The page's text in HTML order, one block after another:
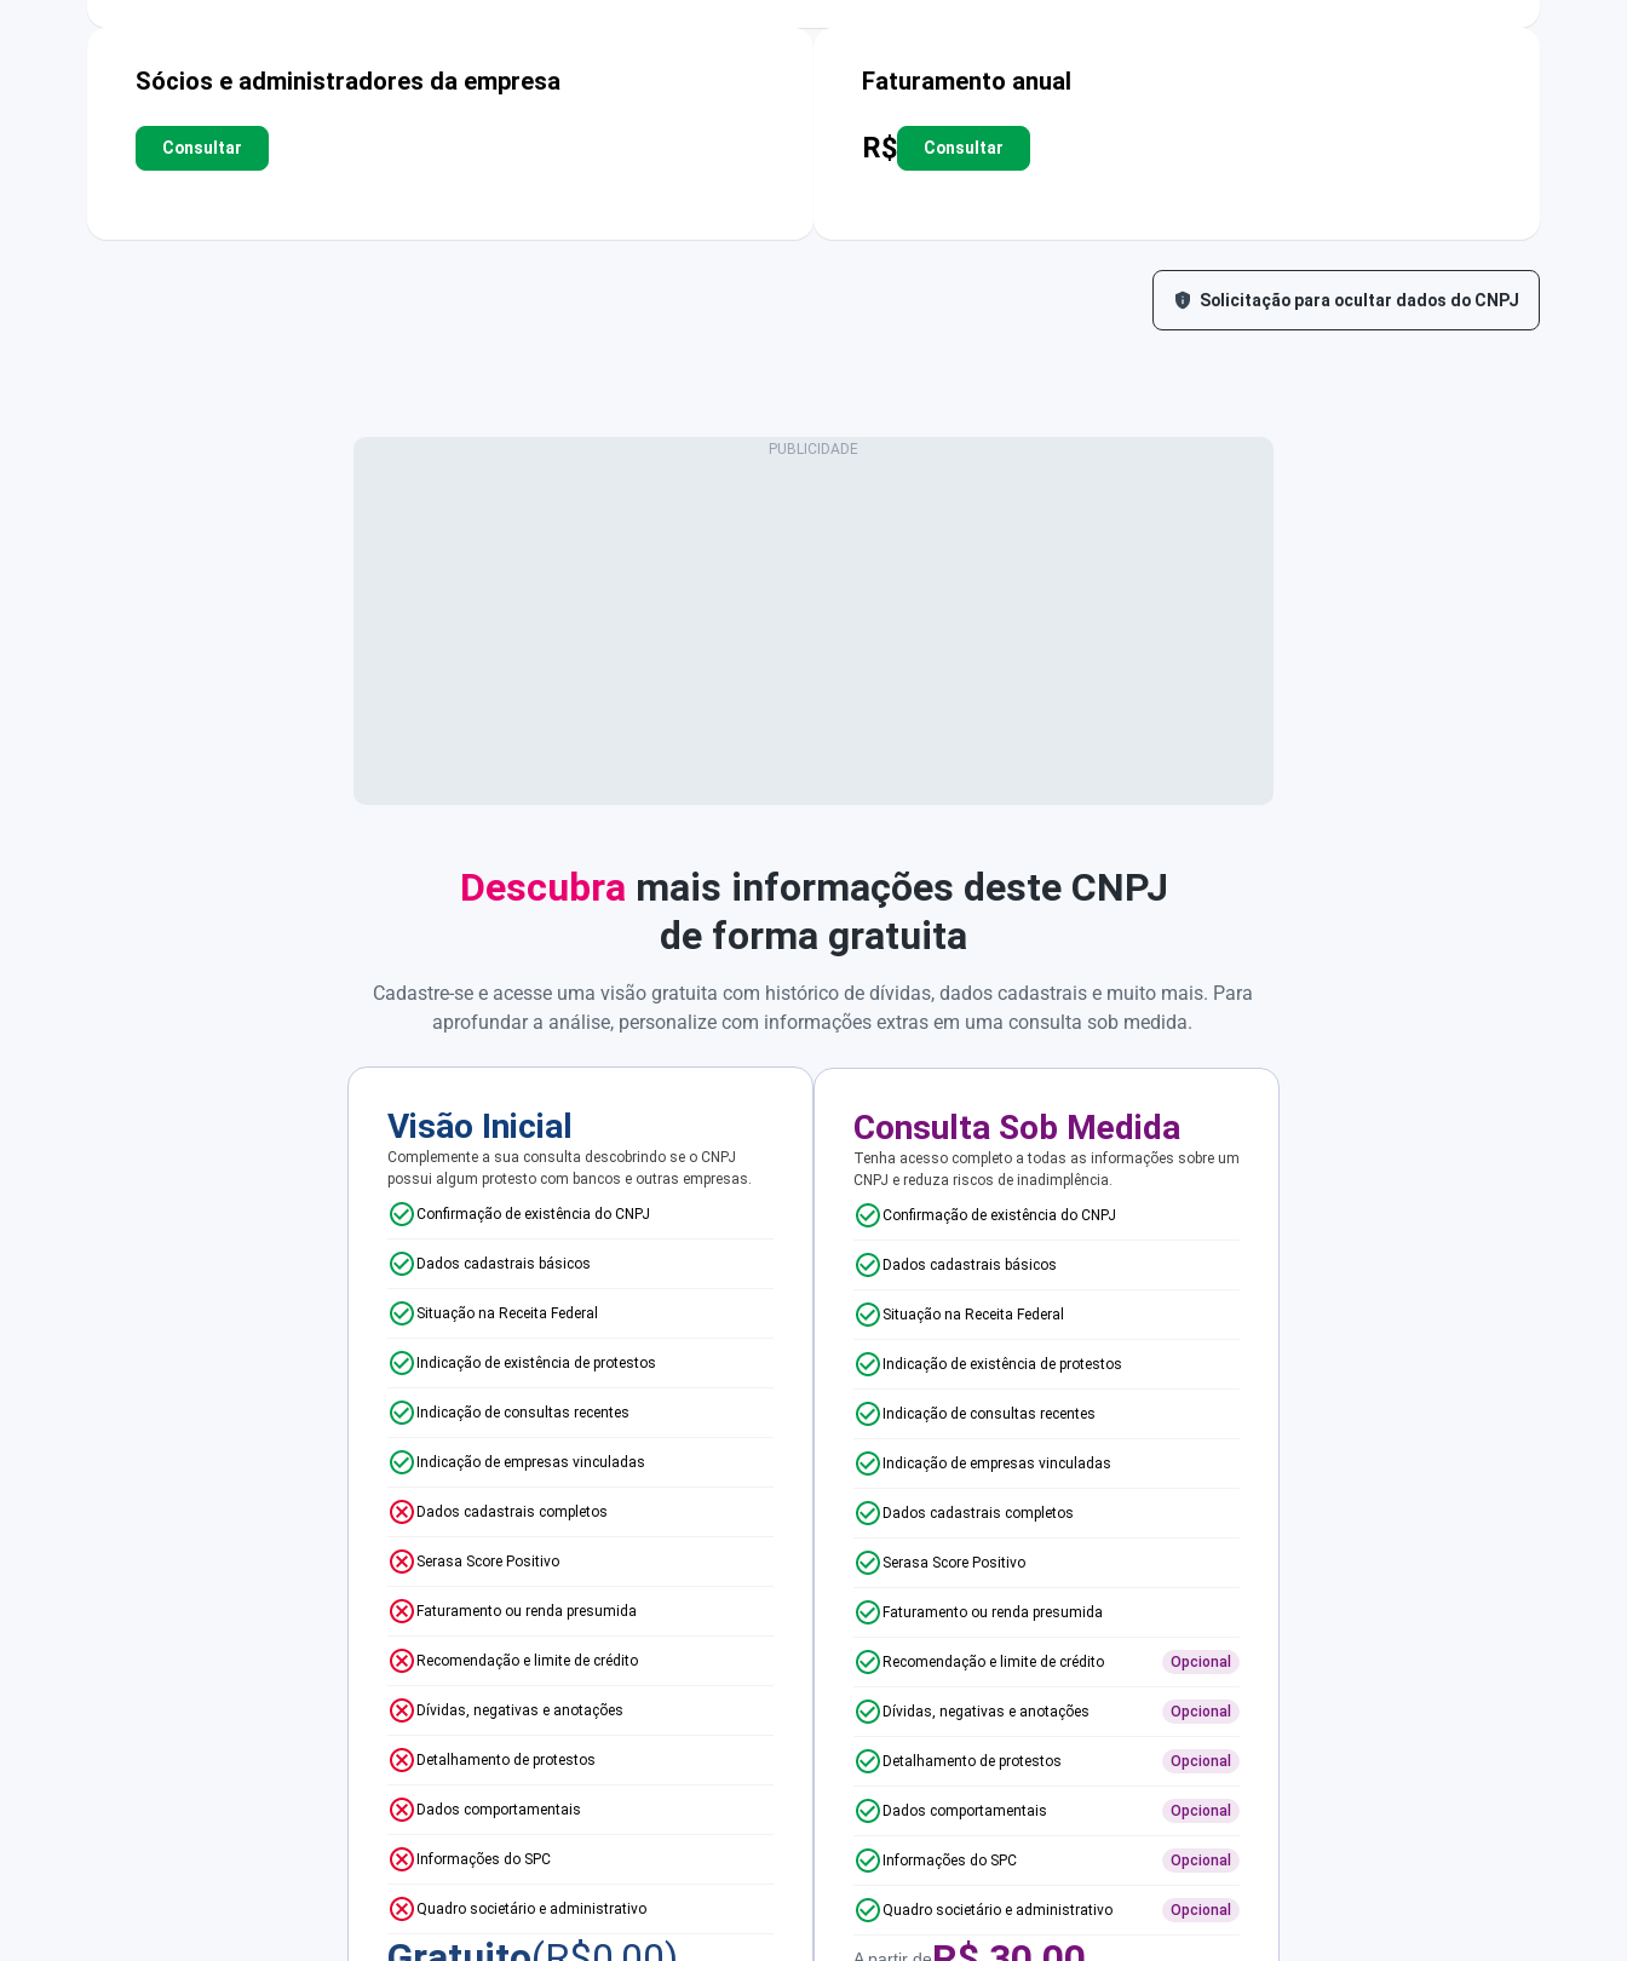
Sócios e administradores da empresa
Consultar
Faturamento anual
R$ Consultar
Solicitação para ocultar dados do CNPJ
Descubra mais informações deste CNPJ
de forma gratuita
Cadastre-se e acesse uma visão gratuita com histórico de dívidas, dados cadastrais e muito mais. Para
aprofundar a análise, personalize com informações extras em uma consulta sob medida.
Visão Inicial
Complemente a sua consulta descobrindo se o CNPJ
possui algum protesto com bancos e outras empresas.
Confirmação de existência do CNPJ
Dados cadastrais básicos
Situação na Receita Federal
Indicação de existência de protestos
Indicação de consultas recentes
Indicação de empresas vinculadas
Dados cadastrais completos
Serasa Score Positivo
Faturamento ou renda presumida
Recomendação e limite de crédito
Dívidas, negativas e anotações
Detalhamento de protestos
Dados comportamentais
Informações do SPC
Quadro societário e administrativo
Consulta Sob Medida
Tenha acesso completo a todas as informações sobre um
CNPJ e reduza riscos de inadimplência.
Confirmação de existência do CNPJ
Dados cadastrais básicos
Situação na Receita Federal
Indicação de existência de protestos
Indicação de consultas recentes
Indicação de empresas vinculadas
Dados cadastrais completos
Serasa Score Positivo
Faturamento ou renda presumida
Recomendação e limite de crédito Opcional
Dívidas, negativas e anotações Opcional
Detalhamento de protestos Opcional
Dados comportamentais Opcional
Informações do SPC Opcional
Quadro societário e administrativo Opcional